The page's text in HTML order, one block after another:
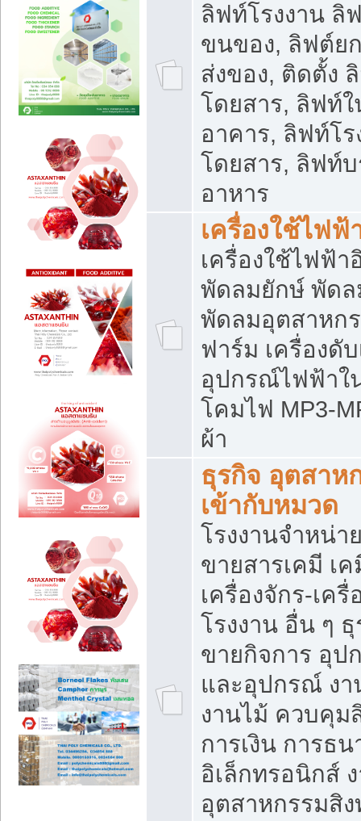
ลิฟท์โรงงาน ลิ
ขนของ, ลิฟต์ย
ส่งของ, ติดตั้ง
โดยสาร, ลิฟท์
อาคาร, ลิฟท์โ
โดยสาร, ลิฟท์
อาหาร
เครื่องใช้ไฟฟ้
เครื่องใช้ไฟฟ้า
พัดลมยักษ์ พัด
พัดลมอุตสาหก
ฟาร์ม เครื่องดั
อุปกรณ์ไฟฟ้าใ
โคมไฟ MP3-
ผ้า
ธุรกิจ อุตสาห
เข้ากับหมวด
โรงงานจำหน่
ขายสารเคมี เ
เครื่องจักร-เค
โรงงาน อื่น ๆ
ขายกิจการ อุป
และอุปกรณ์ ง
งานไม้ ควบคุม
การเงิน การธ
อิเล็กทรอนิกส์
อุตสาหกรรมสิ